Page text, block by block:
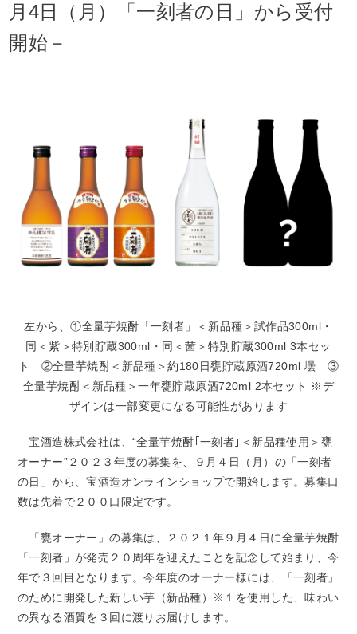
月4日（月）「一刻者の日」から受付
開始－
左から、①全量芋焼酎「一刻者」＜新品種＞試作品300ml・
同＜紫＞特別貯蔵300ml・同＜茜＞特別貯蔵300ml 3本セッ
ト ②全量芋焼酎＜新品種＞約180日甕貯蔵原酒720ml 壜 ③
全量芋焼酎＜新品種＞一年甕貯蔵原酒720ml 2本セット ※デ
ザインは一部変更になる可能性があります
宝酒造株式会社は、“全量芋焼酎｢一刻者｣＜新品種使用＞甕
オーナー”２０２３年度の募集を、９月４日（月）の「一刻者
の日」から、宝酒造オンラインショップで開始します。募集口
数は先着で２００口限定です。
「甕オーナー」の募集は、２０２１年９月４日に全量芋焼酎
「一刻者」が発売２０周年を迎えたことを記念して始まり、今
年で３回目となります。今年度のオーナー様には、「一刻者」
のために開発した新しい芋（新品種）※１を使用した、味わい
の異なる酒質を３回に渡りお届けします。